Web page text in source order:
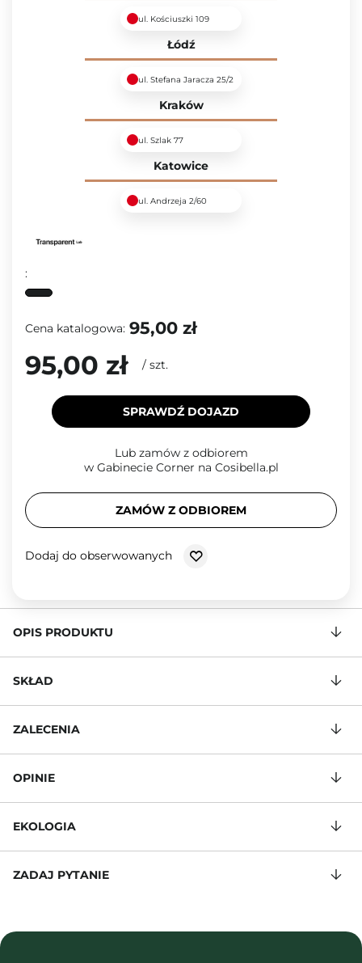
ul. Kościuszki 109
Łódź
ul. Stefana Jaracza 25/2
Kraków
ul. Szlak 77
Katowice
ul. Andrzeja 2/60
:
Cena katalogowa: 95,00 zł
95,00 zł / szt.
SPRAWDŹ DOJAZD
Lub zamów z odbiorem
w Gabinecie Corner na Cosibella.pl
ZAMÓW Z ODBIOREM
Dodaj do obserwowanych
OPIS PRODUKTU
SKŁAD
ZALECENIA
OPINIE
EKOLOGIA
ZADAJ PYTANIE